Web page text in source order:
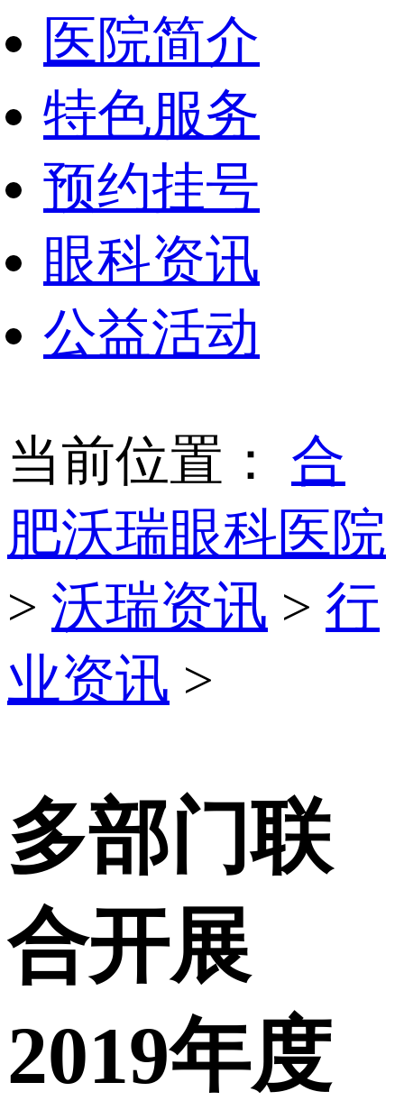
医院简介
特色服务
预约挂号
眼科资讯
公益活动
当前位置： 合
肥沃瑞眼科医院
> 沃瑞资讯 > 行
业资讯 >
多部门联
合开展
2019年度